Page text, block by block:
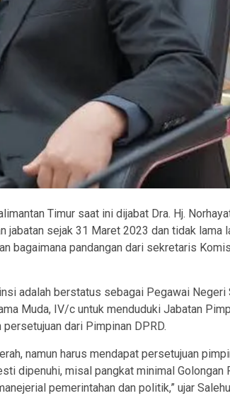
Timur saat ini dijabat Dra. Hj.
jabatan sejak 31 Maret 2023 dan tidak lama
bagaimana pandangan dari sekretaris
adalah berstatus sebagai Pegawai Negeri
Muda, IV/c untuk menduduki Jabatan
dari Pimpinan DPRD.
namun harus mendapat persetujuan
dipenuhi, misal pangkat minimal Golongan
pemerintahan dan politik,” ujar